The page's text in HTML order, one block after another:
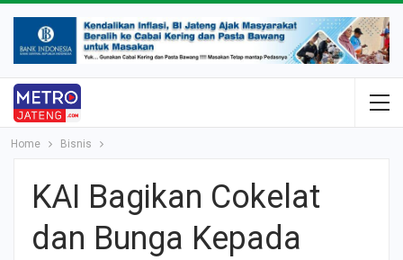
Home Bisnis
KAI Bagikan Cokelat
dan Bunga Kepada